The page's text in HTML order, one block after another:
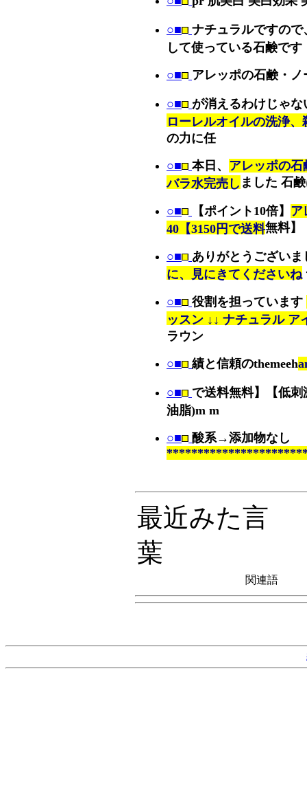
○■ ナチュラルですの
して使っている石鹸です
○■ アレッポの石鹸・ノ
○■ が消えるわけじゃな
ローレルオイルの洗浄、
の力に任
○■ 本日、 アレッポの
バラ水完売し ました 石
○■ 【ポイント10倍】 ア
40【3150円で送料無料】
○■ ありがとうございま
に、見にきてくださいね
○■ 役割を担っています
ッスン ↓↓ ナチュラル ア
ラウン
○■ 績と信頼のthemeeh
○■ で送料無料】【低刺
油脂)m m
○■
酸系→添加物なし
最近みた言
葉
関連語